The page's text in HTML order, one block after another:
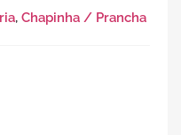
, Chapinha / Prancha